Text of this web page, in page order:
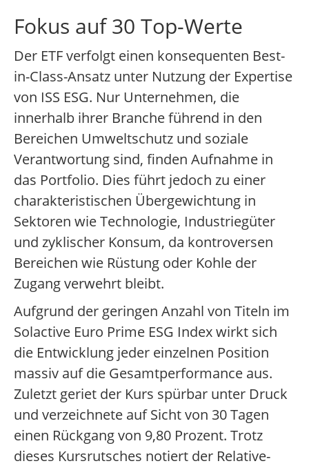
Fokus auf 30 Top-Werte
Der ETF verfolgt einen konsequenten Best-
in-Class-Ansatz unter Nutzung der Expertise
von ISS ESG. Nur Unternehmen, die
innerhalb ihrer Branche führend in den
Bereichen Umweltschutz und soziale
Verantwortung sind, finden Aufnahme in
das Portfolio. Dies führt jedoch zu einer
charakteristischen Übergewichtung in
Sektoren wie Technologie, Industriegüter
und zyklischer Konsum, da kontroversen
Bereichen wie Rüstung oder Kohle der
Zugang verwehrt bleibt.
Aufgrund der geringen Anzahl von Titeln im
Solactive Euro Prime ESG Index wirkt sich
die Entwicklung jeder einzelnen Position
massiv auf die Gesamtperformance aus.
Zuletzt geriet der Kurs spürbar unter Druck
und verzeichnete auf Sicht von 30 Tagen
einen Rückgang von 9,80 Prozent. Trotz
dieses Kursrutsches notiert der Relative-